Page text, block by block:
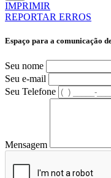
IMPRIMIR
REPORTAR ERROS
Espaço para a comunicação
Seu nome
Seu e-mail
Seu Telefone
Mensagem